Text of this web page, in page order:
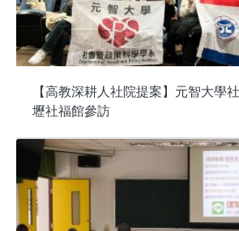
【高教深耕人社院提案】元智大學
壢社福館參訪